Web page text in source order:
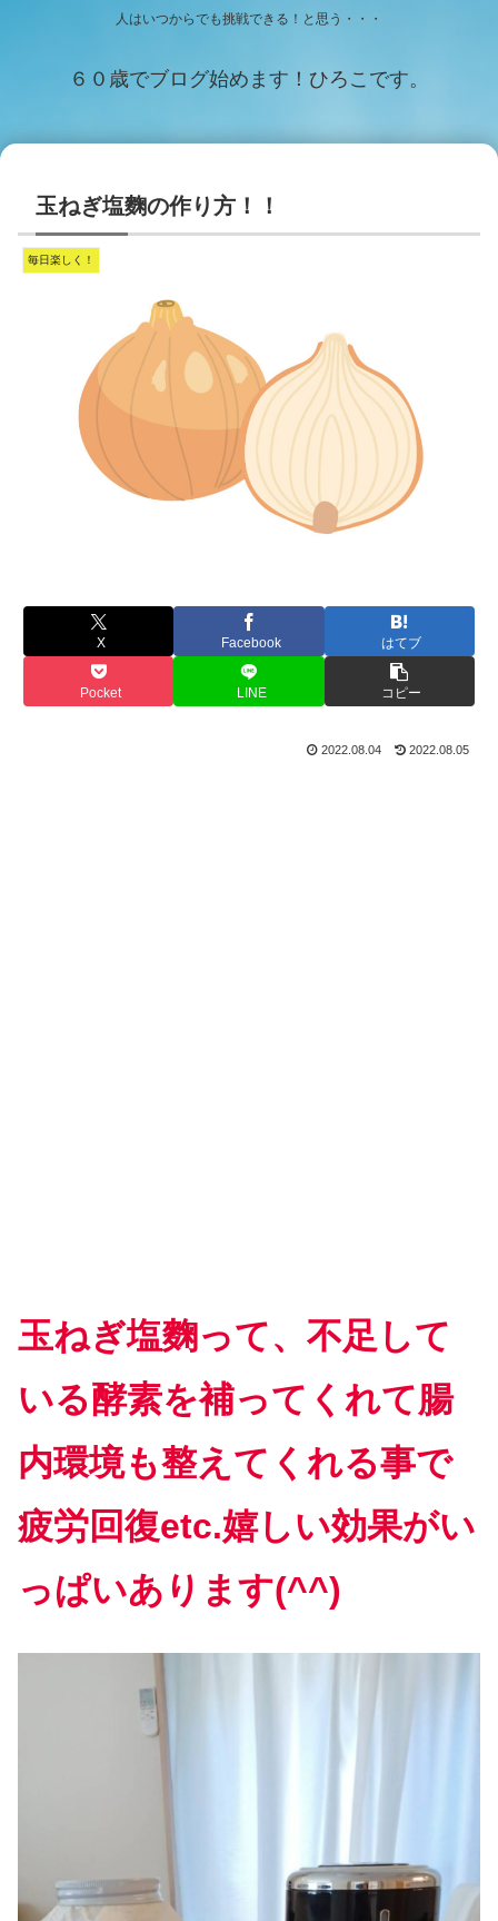
人はいつからでも挑戦できる！と思う・・・
６０歳でブログ始めます！ひろこです。
玉ねぎ塩麴の作り方！！
毎日楽しく！
X Facebook はてブ
Pocket LINE コピー
2022.08.04 2022.08.05
玉ねぎ塩麴って、不足して
いる酵素を補ってくれて腸
内環境も整えてくれる事で
疲労回復etc.嬉しい効果がい
っぱいあります(^^)